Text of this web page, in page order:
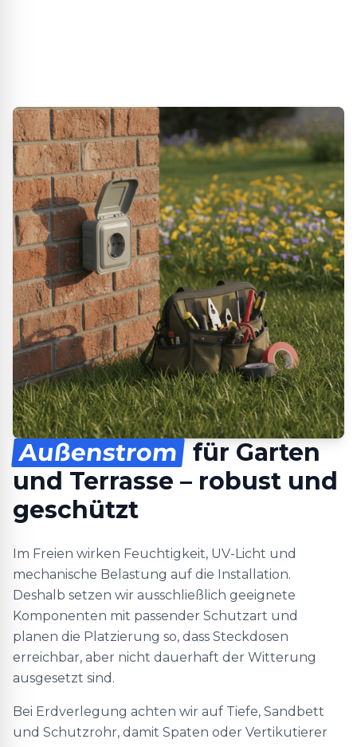
Außenstrom für Garten
und Terrasse – robust und
geschützt
Im Freien wirken Feuchtigkeit, UV-Licht und
mechanische Belastung auf die Installation.
Deshalb setzen wir ausschließlich geeignete
Komponenten mit passender Schutzart und
planen die Platzierung so, dass Steckdosen
erreichbar, aber nicht dauerhaft der Witterung
ausgesetzt sind.
Bei Erdverlegung achten wir auf Tiefe, Sandbett
und Schutzrohr, damit Spaten oder Vertikutierer